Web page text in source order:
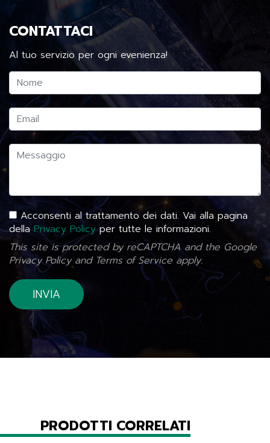
CONTATTACI
Al tuo servizio per ogni evenienza!
Acconsenti al trattamento dei dati. Vai alla pagina
dellaPrivacy Policyper tutte le informazioni.
This site is protected by reCAPTCHA and the Google
Privacy Policyand Terms of Service apply.
PRODOTTI CORRELATI